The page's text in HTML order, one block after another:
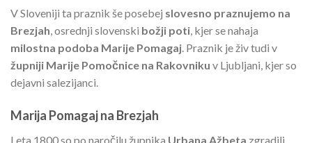
V Sloveniji ta praznik še posebej slovesno praznujemo na
Brezjah , osrednji slovenski božji poti , kjer se nahaja
milostna podoba Marije Pomagaj . Praznik je živ tudi v
župniji Marije Pomočnice na Rakovniku v Ljubljani, kjer so
dejavni salezijanci.
Marija Pomagaj na Brezjah
Leta 1800 so po naročilu župnika Urbana Ažbeta zgradili